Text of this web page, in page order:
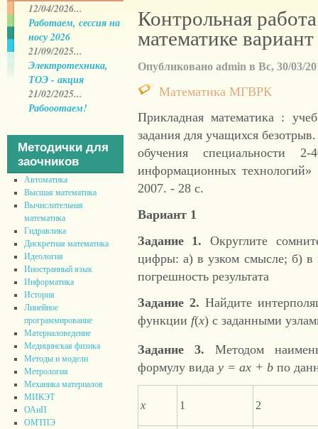
12/04/2026...
Работаем, сессия на
носу 2026
21/09/2025...
Электротехника,
ТОЭ - акция
21/02/2025...
Рабооотаем!
Методички для
заочников
Автоматика
Высшая математика
Вычислительная
математика
Гидравлика
Дискретная математика
Идеология
Иностранный язык
Информатика
История
Линейное
программирование
Материаловедение
Медицинская физика
Методы и модели
Метрология
Механика материалов
МИКЭТ
ОАиП
ОМТПЭ
Контрольная
математике
Опубликовано admin в Вс, 30/03/
Математика МГВРК
Прикладная математика :
задания для учащихся
обучения специальности
информационных
2007. - 28 с.
Вариант 1
Задание 1. Округлите
цифры: а) в узком смысле; б)
погрешность результата
Задание2. Найдите
функции f(x) с заданными
Задание3. Методом
формулу вида у= ах+ bпо
x 1 2